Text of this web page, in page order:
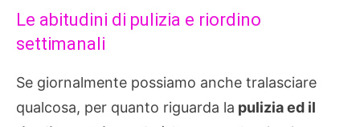
Le abitudini di pulizia e riordino
settimanali
Se giornalmente possiamo anche tralasciare
qualcosa, per quanto riguarda la pulizia ed il